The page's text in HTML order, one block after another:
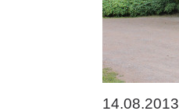
14.08.2013